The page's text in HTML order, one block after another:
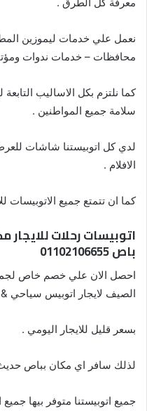
نعمل علي خدمات ليموزين
محافظات – خدمات ندوات
كما نلتزم بكل الاساليب
سلامة جميع المواطنين .
لدي كل اتوبيستنا شاشات
الافلام .
كما ان تتمتع جميع الاتوبيسات
اتوبيسات رحلات
باص 01102106655
احصل الان علي خصم خاص
الصيف لايجار اتوبيس سياحي
بسعر قليل للايجار اليومي .
لذلك سافر اي مكان بباص
جميع اتوبيستنا متوفر بيها